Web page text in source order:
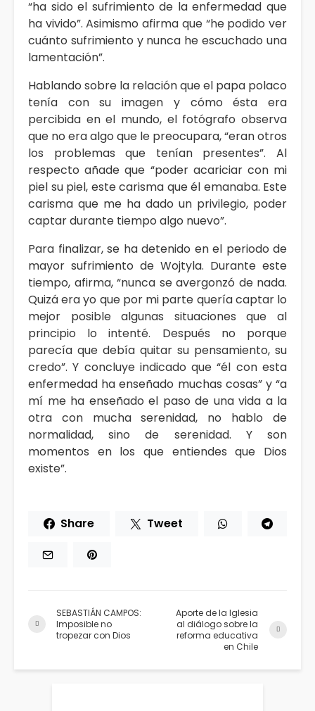
“ha sido el sufrimiento de la enfermedad que
ha vivido”. Asimismo afirma que “he podido ver
cuánto sufrimiento y nunca he escuchado una
lamentación”.
Hablando sobre la relación que el papa polaco
tenía con su imagen y cómo ésta era
percibida en el mundo, el fotógrafo observa
que no era algo que le preocupara, “eran otros
los problemas que tenían presentes”. Al
respecto añade que “poder acariciar con mi
piel su piel, este carisma que él emanaba. Este
carisma que me ha dado un privilegio, poder
captar durante tiempo algo nuevo”.
Para finalizar, se ha detenido en el periodo de
mayor sufrimiento de Wojtyla. Durante este
tiempo, afirma, “nunca se avergonzó de nada.
Quizá era yo que por mi parte quería captar lo
mejor posible algunas situaciones que al
principio lo intenté. Después no porque
parecía que debía quitar su pensamiento, su
credo”. Y concluye indicado que “él con esta
enfermedad ha enseñado muchas cosas” y “a
mí me ha enseñado el paso de una vida a la
otra con mucha serenidad, no hablo de
normalidad, sino de serenidad. Y son
momentos en los que entiendes que Dios
existe”.
Share Tweet
SEBASTIÁN CAMPOS:
Imposible no
tropezar con Dios
Aporte de la Iglesia
al diálogo sobre la
reforma educativa
en Chile